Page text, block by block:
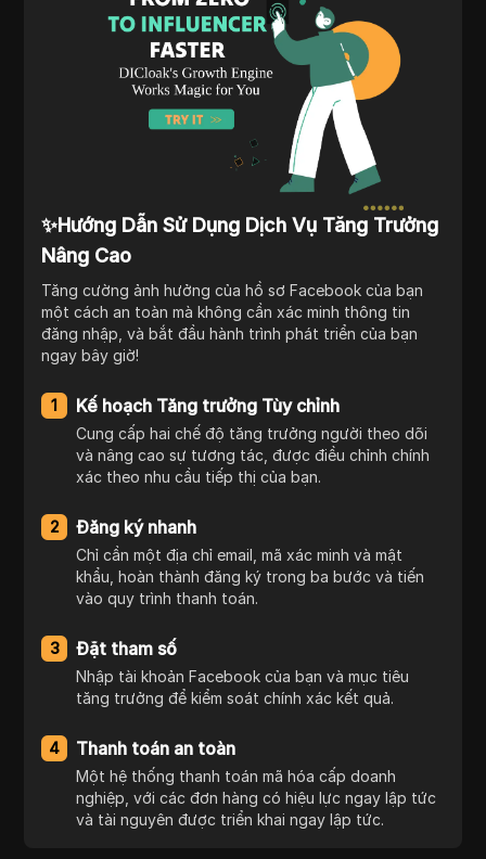
✨Hướng Dẫn Sử Dụng Dịch Vụ Tăng Trưởng
Nâng Cao
Tăng cường ảnh hưởng của hồ sơ Facebook của bạn
một cách an toàn mà không cần xác minh thông tin
đăng nhập, và bắt đầu hành trình phát triển của bạn
ngay bây giờ!
1 Kế hoạch Tăng trưởng Tùy chỉnh
Cung cấp hai chế độ tăng trưởng người theo dõi
và nâng cao sự tương tác, được điều chỉnh chính
xác theo nhu cầu tiếp thị của bạn.
2 Đăng ký nhanh
Chỉ cần một địa chỉ email, mã xác minh và mật
khẩu, hoàn thành đăng ký trong ba bước và tiến
vào quy trình thanh toán.
3 Đặt tham số
Nhập tài khoản Facebook của bạn và mục tiêu
tăng trưởng để kiểm soát chính xác kết quả.
4 Thanh toán an toàn
Một hệ thống thanh toán mã hóa cấp doanh
nghiệp, với các đơn hàng có hiệu lực ngay lập tức
và tài nguyên được triển khai ngay lập tức.